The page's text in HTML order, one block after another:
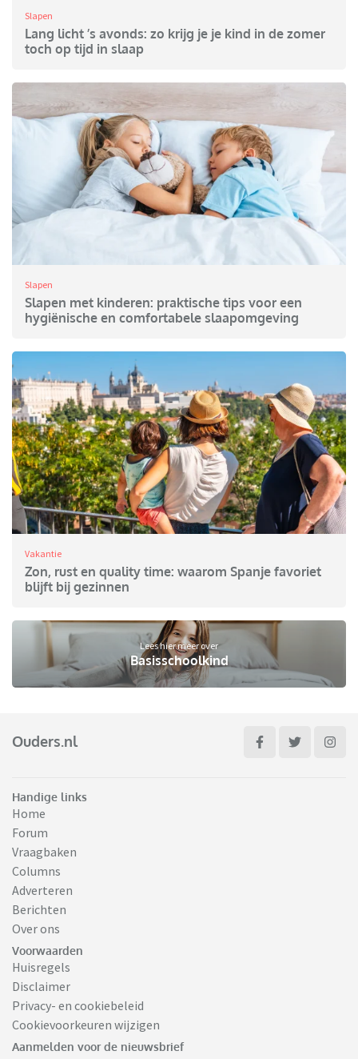
Slapen
Lang licht ’s avonds: zo krijg je je kind in de zomer
toch op tijd in slaap
Slapen
Slapen met kinderen: praktische tips voor een
hygiënische en comfortabele slaapomgeving
Vakantie
Zon, rust en quality time: waarom Spanje favoriet
blijft bij gezinnen
Lees hier meer over
Basisschoolkind
Ouders.nl
Handige links
Home
Forum
Vraagbaken
Columns
Adverteren
Berichten
Over ons
Voorwaarden
Huisregels
Disclaimer
Privacy- en cookiebeleid
Cookievoorkeuren wijzigen
Aanmelden voor de nieuwsbrief